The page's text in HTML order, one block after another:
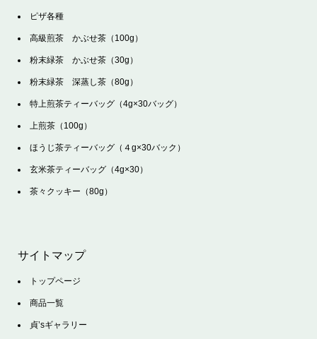
ピザ各種
高級煎茶 かぶせ茶（100g）
粉末緑茶 かぶせ茶（30g）
粉末緑茶 深蒸し茶（80g）
特上煎茶ティーバッグ（4g×30バッグ）
上煎茶（100g）
ほうじ茶ティーバッグ（４g×30バック）
玄米茶ティーバッグ（4g×30）
茶々クッキー（80g）
サイトマップ
トップページ
商品一覧
貞’sギャラリー